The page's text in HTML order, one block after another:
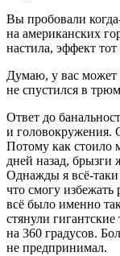
Вы пробовали
на американских
настила, эффект
Думаю, у вас может
не спустился в
Ответ до
и головокружения.
Потому как стоило
дней назад, брызги
Однажды я всё-таки
что смогу избежать
всё было именно
стянули
на 360 градусов.
не предпринимал.